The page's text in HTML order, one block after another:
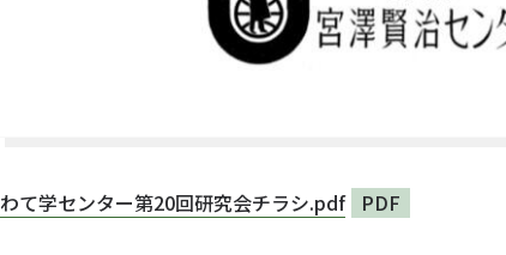
て学センター第20回研究会チラシ.pdf PDF